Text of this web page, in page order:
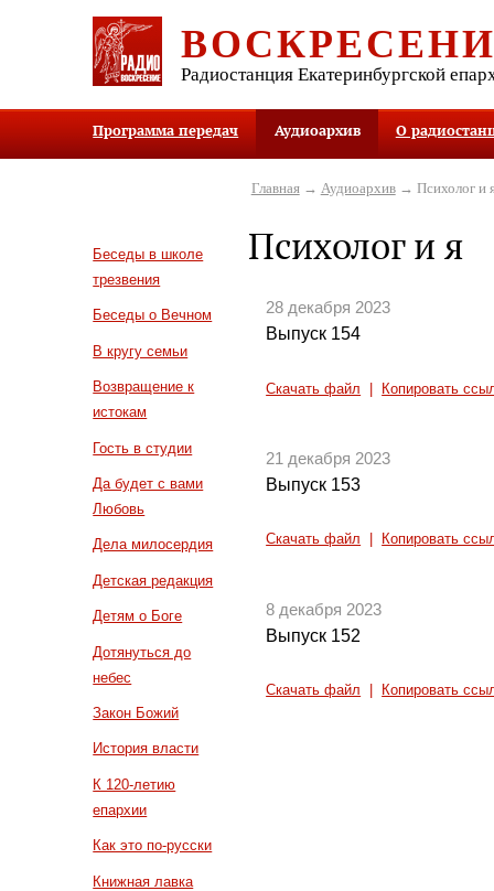
Радиостанция Екатеринбургской
Программа передач Аудиоархив О
Беседы в школе
трезвения
Беседы о Вечном
В кругу семьи
Возвращение к
истокам
Гость в студии
Да будет с вами
Любовь
Дела милосердия
Детская редакция
Детям о Боге
Дотянуться до
небес
Закон Божий
История власти
К 120-летию
епархии
Как это по-русски
Книжная лавка
Главная→ Аудиоархив→ Психолог и
Психолог и я
28 декабря 2023
Выпуск 154
Скачать файл Копировать
21 декабря 2023
Выпуск 153
Скачать файл Копировать
8 декабря 2023
Выпуск 152
Скачать файл Копировать